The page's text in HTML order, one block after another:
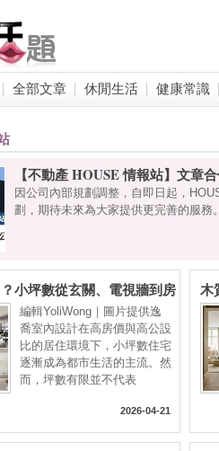
全部文章 休閒生活 健康常識
【不動產 HOUSE 情報站】文章
因公司內部規劃調整，自即日起，
劃，期待未來為大家提供更完善的服務
小坪數從玄關、電視牆到房
計巧思，7大QA讓家瞬間變
編輯YoliWong｜圖片提供逸
喬室內設計在高房價與高公設
比的居住環境下，小坪數住宅
逐漸成為都市生活的主流。然
而，坪數有限並不代表
2026-04-21
木
材